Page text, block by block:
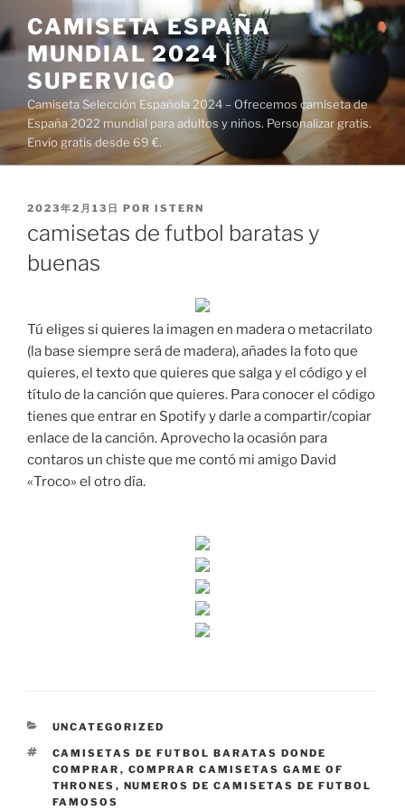
al
contenido
CAMISETA ESPAÑA
MUNDIAL 2024 |
SUPERVIGO
Camiseta Selección Española 2024 – Ofrecemos camiseta de
España 2022 mundial para adultos y niños. Personalizar gratis.
Envío gratis desde 69 €.
PUBLICADO
2023年2月13日 POR ISTERN
camisetas de futbol baratas y
buenas
Tú eliges si quieres la imagen en madera o metacrilato
(la base siempre será de madera), añades la foto que
quieres, el texto que quieres que salga y el código y el
título de la canción que quieres. Para conocer el código
tienes que entrar en Spotify y darle a compartir/copiar
enlace de la canción. Aprovecho la ocasión para
contaros un chiste que me contó mi amigo David
«Troco» el otro día.
CATEGORÍAS
UNCATEGORIZED
ETIQUETAS
CAMISETAS DE FUTBOL BARATAS DONDE
COMPRAR , COMPRAR CAMISETAS GAME OF
THRONES , NUMEROS DE CAMISETAS DE FUTBOL
FAMOSOS